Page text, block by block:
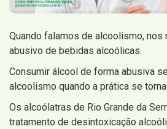
Quando falamos de alcoolismo,
abusivo de bebidas alcoólicas.
Consumir álcool de forma abusiva
alcoolismo quando a prática se
Os alcoólatras de Rio Grande da
tratamento de desintoxicação